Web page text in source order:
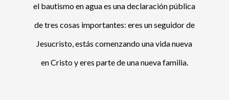
el bautismo en agua es una declaración pública
de tres cosas importantes: eres un seguidor de
Jesucristo, estás comenzando una vida nueva
en Cristo y eres parte de una nueva familia.